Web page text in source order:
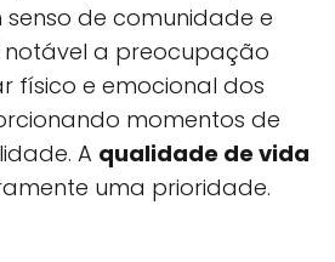
de comunidade e
notável a preocupação
físico e emocional dos
momentos de
A qualidade de vida
uma prioridade.